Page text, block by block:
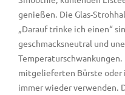
genießen. Die Glas-
„Darauf trinke ich einen“
geschmacksneutral und
mitgelieferten Bürste oder
immer wieder verwenden.